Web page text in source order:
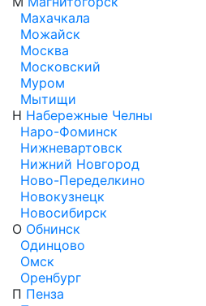
Махачкала
Можайск
Москва
Московский
Муром
Мытищи
Н Набережные Челны
Наро-Фоминск
Нижневартовск
Нижний Новгород
Ново-Переделкино
Новокузнецк
Новосибирск
О Обнинск
Одинцово
Омск
Оренбург
П Пенза